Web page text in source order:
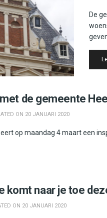
De
de gemeente
ON 20 JANUARI 2020
op maandag 4 maart een
komt naar je toe
ON 20 JANUARI 2020